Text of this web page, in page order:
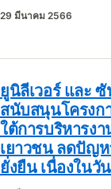
29 มีนาคม 2566
ยูนิลีเวอร์ และ
สนับสนุนโครงก
ใต้การบริหารง
เยาวชน ลดปัญ
ยั่งยืน เนื่องในวั